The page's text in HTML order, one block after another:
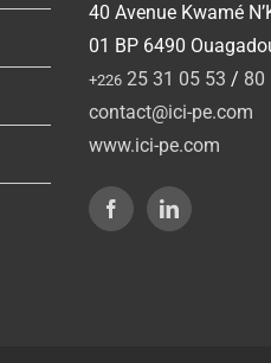
40 Avenue Kwamé
01 BP 6490
+226 25 31 05 53 / 80
contact@ici-pe.com
www.ici-pe.com